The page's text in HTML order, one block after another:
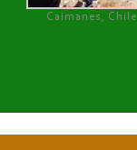
Caimanes, Chile